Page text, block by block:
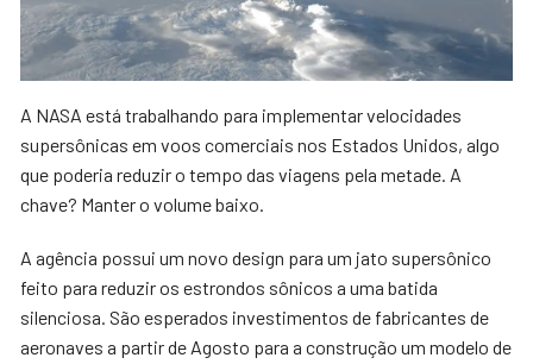
A NASA está trabalhando para implementar velocidades
supersônicas em voos comerciais nos Estados Unidos, algo
que poderia reduzir o tempo das viagens pela metade. A
chave? Manter o volume baixo.
A agência possui um novo design para um jato supersônico
feito para reduzir os estrondos sônicos a uma batida
silenciosa. São esperados investimentos de fabricantes de
aeronaves a partir de Agosto para a construção um modelo de